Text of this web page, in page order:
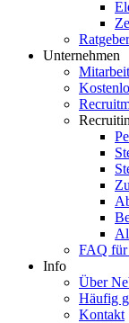
Ratgeber
Unternehmen
FAQ für
Info
Über
Häufig
Kontakt